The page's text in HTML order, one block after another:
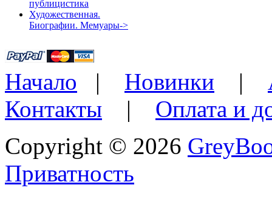
публицистика
Художественная.
Биографии. Мемуары->
Начало | Новинки |
Контакты | Оплата и
Copyright © 2026
Приватность